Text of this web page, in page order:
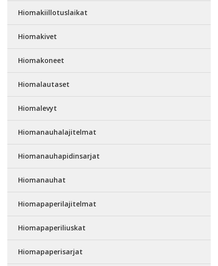
Hiomakiillotuslaikat
Hiomakivet
Hiomakoneet
Hiomalautaset
Hiomalevyt
Hiomanauhalajitelmat
Hiomanauhapidinsarjat
Hiomanauhat
Hiomapaperilajitelmat
Hiomapaperiliuskat
Hiomapaperisarjat